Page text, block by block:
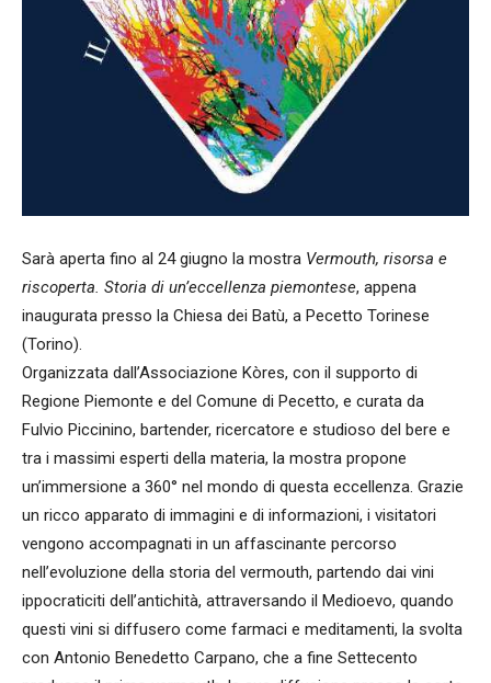
Sarà aperta fino al 24 giugno la mostra Vermouth, risorsa e
riscoperta. Storia di un’eccellenza piemontese, appena
inaugurata presso la Chiesa dei Batù, a Pecetto Torinese
(Torino).
Organizzata dall’Associazione Kòres, con il supporto di
Regione Piemonte e del Comune di Pecetto, e curata da
Fulvio Piccinino, bartender, ricercatore e studioso del bere e
tra i massimi esperti della materia, la mostra propone
un’immersione a 360° nel mondo di questa eccellenza. Grazie
un ricco apparato di immagini e di informazioni, i visitatori
vengono accompagnati in un affascinante percorso
nell’evoluzione della storia del vermouth, partendo dai vini
ippocraticiti dell’antichità, attraversando il Medioevo, quando
questi vini si diffusero come farmaci e meditamenti, la svolta
con Antonio Benedetto Carpano, che a fine Settecento